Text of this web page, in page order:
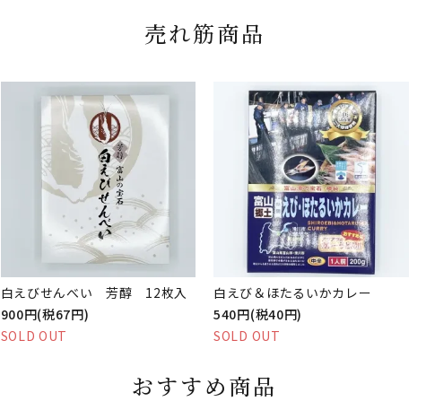
売れ筋商品
白えびせんべい 芳醇 12枚入
900円(税67円)
SOLD OUT
白えび＆ほたるいかカレー
540円(税40円)
SOLD OUT
おすすめ商品